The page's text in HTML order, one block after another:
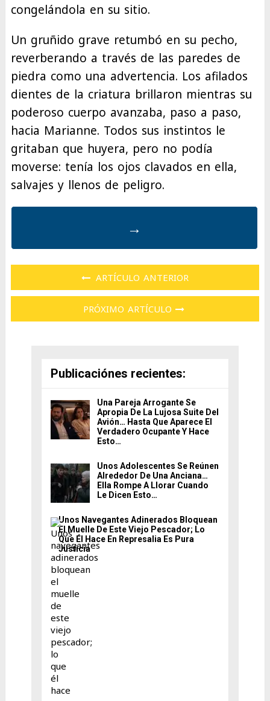
congelándola en su sitio.
Un gruñido grave retumbó en su pecho,
reverberando a través de las paredes de
piedra como una advertencia. Los afilados
dientes de la criatura brillaron mientras su
poderoso cuerpo avanzaba, paso a paso,
hacia Marianne. Todos sus instintos le
gritaban que huyera, pero no podía
moverse: tenía los ojos clavados en ella,
salvajes y llenos de peligro.
→
ARTÍCULO ANTERIOR
PRÓXIMO ARTÍCULO
Publicaciónes recientes:
Una Pareja Arrogante Se
Apropia De La Lujosa Suite Del
Avión… Hasta Que Aparece El
Verdadero Ocupante Y Hace
Esto…
Unos Adolescentes Se Reúnen
Alrededor De Una Anciana…
Ella Rompe A Llorar Cuando
Le Dicen Esto…
Unos Navegantes Adinerados Bloquean
El Muelle De Este Viejo Pescador; Lo
Que Él Hace En Represalia Es Pura
Justicia